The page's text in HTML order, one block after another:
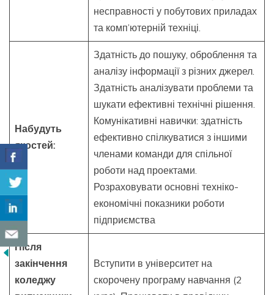
несправності у побутових приладах
та комп’ютерній техніці.
Набудуть
якостей:
Здатність до пошуку, оброблення та
аналізу інформації з різних джерел.
Здатність аналізувати проблеми та
шукати ефективні технічні рішення.
Комунікативні навички: здатність
ефективно спілкуватися з іншими
членами команди для спільної
роботи над проектами.
Розраховувати основні техніко-
економічні показники роботи
підприємства
Після
закінчення
коледжу
Вступити в університет на
скорочену програму навчання (2